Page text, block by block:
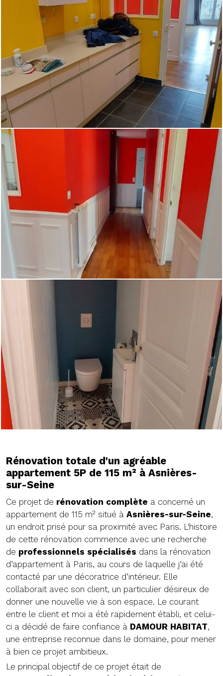
Rénovation totale d'un agréable
appartement 5P de 115 m² à Asnières-
sur-Seine
Ce projet de rénovation complète a concerné un
appartement de 115 m² situé à Asnières-sur-Seine,
un endroit prisé pour sa proximité avec Paris. L'histoire
de cette rénovation commence avec une recherche
de professionnels spécialisés dans la rénovation
d’appartement à Paris, au cours de laquelle j’ai été
contacté par une décoratrice d’intérieur. Elle
collaborait avec son client, un particulier désireux de
donner une nouvelle vie à son espace. Le courant
entre le client et moi a été rapidement établi, et celui-
ci a décidé de faire confiance à DAMOUR HABITAT,
une entreprise reconnue dans le domaine, pour mener
à bien ce projet ambitieux.
Le principal objectif de ce projet était de